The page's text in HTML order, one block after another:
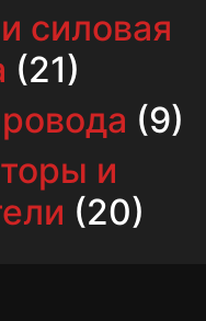
силовая
(21)
(9)
и
(20)